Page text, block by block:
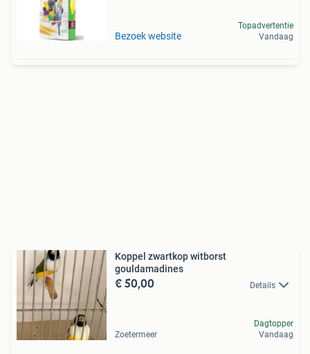
Bezoek website
Topadvertentie
Vandaag
Koppel zwartkop witborst
gouldamadines
€ 50,00 Details
Zoetermeer
Dagtopper
Vandaag